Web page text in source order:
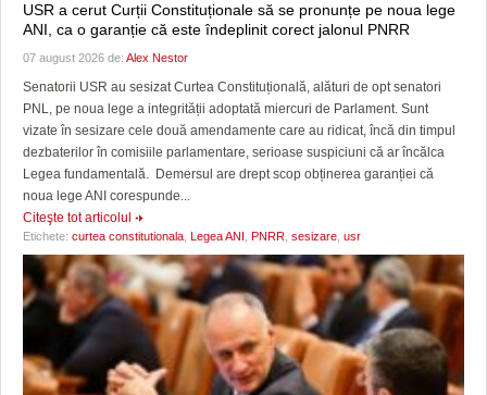
USR a cerut Curții Constituționale să se pronunțe pe noua lege
ANI, ca o garanție că este îndeplinit corect jalonul PNRR
07 august 2026 de: Alex Nestor
Senatorii USR au sesizat Curtea Constituțională, alături de opt senatori
PNL, pe noua lege a integrității adoptată miercuri de Parlament. Sunt
vizate în sesizare cele două amendamente care au ridicat, încă din timpul
dezbaterilor în comisiile parlamentare, serioase suspiciuni că ar încălca
Legea fundamentală. Demersul are drept scop obținerea garanției că
noua lege ANI corespunde...
Citeşte tot articolul
Etichete: curtea constitutionala Legea ANI PNRR sesizare usr